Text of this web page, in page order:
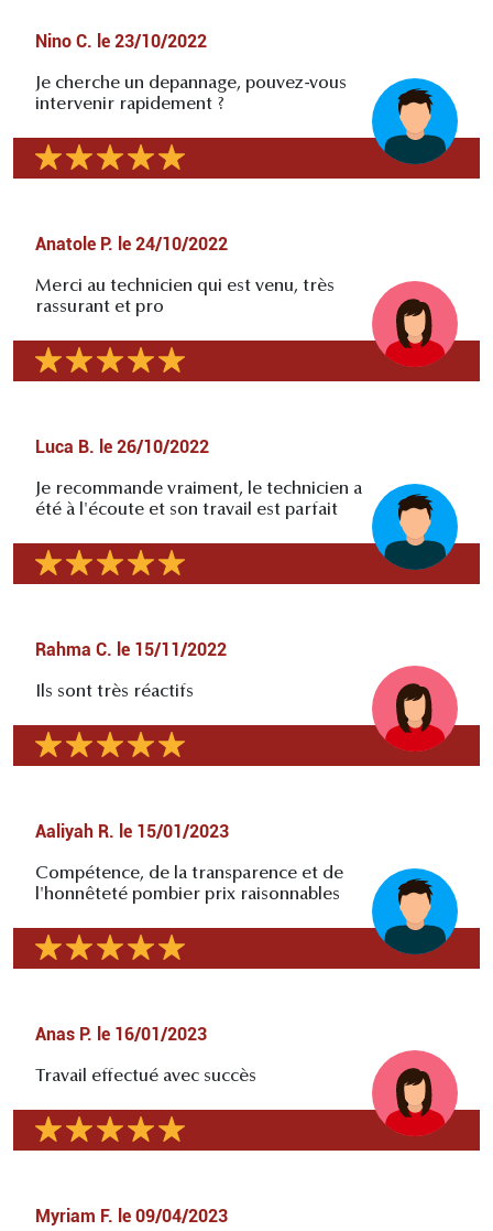
Nino C. le 23/10/2022
Je cherche un depannage, pouvez-vous
intervenir rapidement ?
Anatole P. le 24/10/2022
Merci au technicien qui est venu, très
rassurant et pro
Luca B. le 26/10/2022
Je recommande vraiment, le technicien a
été à l'écoute et son travail est parfait
Rahma C. le 15/11/2022
Ils sont très réactifs
Aaliyah R. le 15/01/2023
Compétence, de la transparence et de
l'honnêteté pombier prix raisonnables
Anas P. le 16/01/2023
Travail effectué avec succès
Myriam F. le 09/04/2023